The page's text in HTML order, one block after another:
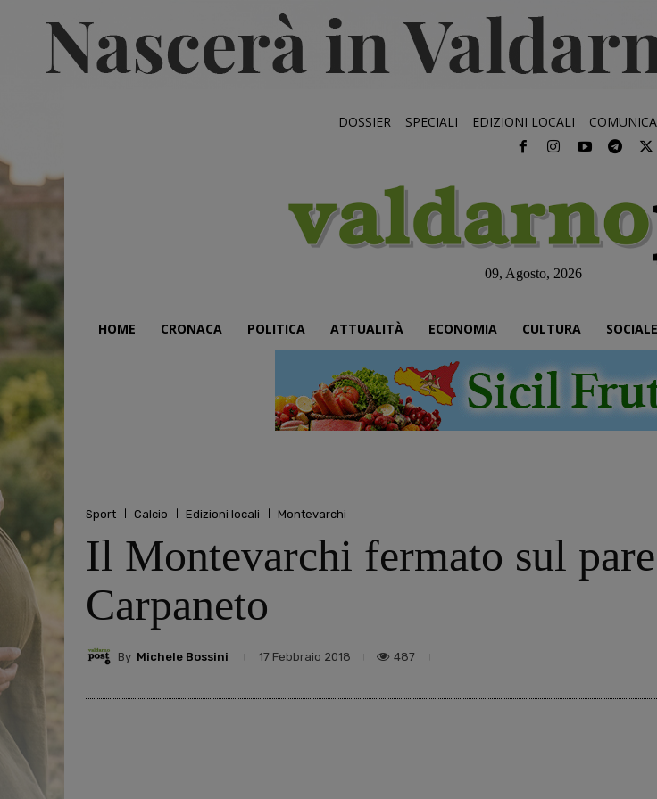
DOSSIER SPECIALI EDIZIONI LOCALI
09, Agosto, 2026
HOME CRONACA POLITICA ATTUALITÀ ECONOMIA CULTURA SOCIALE
Sport Calcio Edizioni locali Montevarchi
Il Montevarchi fermato sul
Carpaneto
By Michele Bossini 17 Febbraio 2018 487